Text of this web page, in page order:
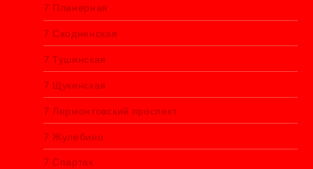
7 Планерная
7 Сходненская
7 Тушинская
7 Щукинская
7 Лермонтовский проспект
7 Жулебино
7 Спартак